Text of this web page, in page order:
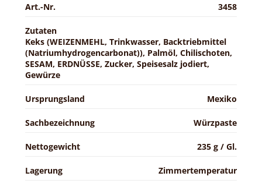
Art.-Nr. 3458
Zutaten
Keks (WEIZENMEHL, Trinkwasser, Backtriebmittel
(Natriumhydrogencarbonat)), Palmöl, Chilischoten,
SESAM, ERDNÜSSE, Zucker, Speisesalz jodiert,
Gewürze
Ursprungsland Mexiko
Sachbezeichnung Würzpaste
Nettogewicht 235 g / Gl.
Lagerung Zimmertemperatur